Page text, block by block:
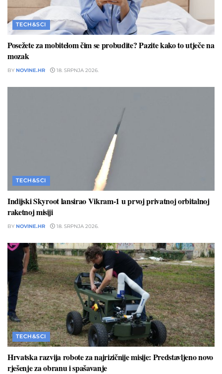
TECH&SCI
Posežete za mobitelom čim se probudite? Pazite kako to utječe na
mozak
BY NOVINE.HR 18. SRPNJA 2026.
TECH&SCI
Indijski Skyroot lansirao Vikram-1 u prvoj privatnoj orbitalnoj
raketnoj misiji
BY NOVINE.HR 18. SRPNJA 2026.
TECH&SCI
Hrvatska razvija robote za najrizičnije misije: Predstavljeno novo
rješenje za obranu i spašavanje